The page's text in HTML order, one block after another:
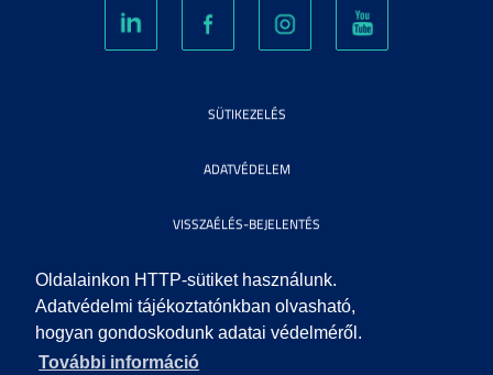
Oldalainkon HTTP-sütiket használunk.
Adatvédelmi tájékoztatónkban olvasható,
hogyan gondoskodunk adatai védelméről.
További információ
SÜTIKEZELÉS
ADATVÉDELEM
VISSZAÉLÉS-BEJELENTÉS
KÖZÉRDEKŰ ADATOK
IMPRESSZUM